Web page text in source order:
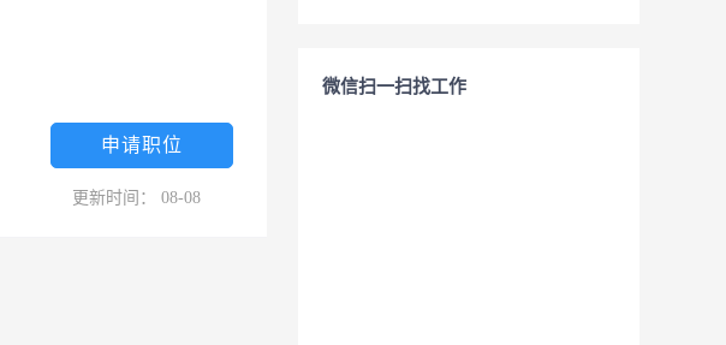
申请职位
更新时间： 08-08
微信扫一扫找工作